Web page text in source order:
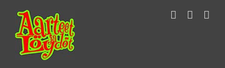
content